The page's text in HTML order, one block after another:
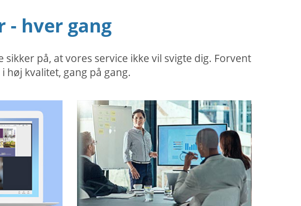
- hver gang
på, at vores service ikke vil svigte dig. Forvent
kvalitet, gang på gang.